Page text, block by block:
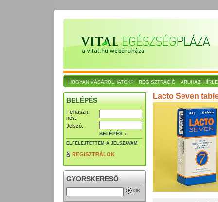
HOGYAN VÁSÁROLHATOK? REGISZTRÁCIÓ ÁRUHÁZI
BELÉPÉS
Felhaszn.
név:
Jelszó:
BELÉPÉS
ELFELEJTETTEM A JELSZAVAM
REGISZTRÁLOK
GYORSKERESŐ
Lacto Seven